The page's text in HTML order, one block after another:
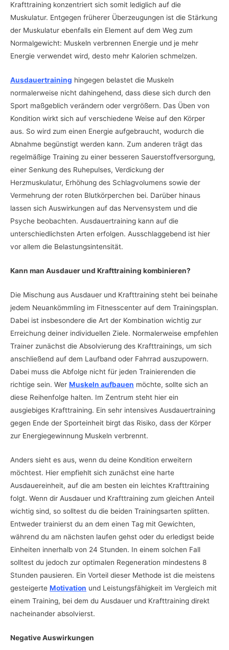
Krafttraining konzentriert sich somit lediglich auf die
Muskulatur. Entgegen früherer Überzeugungen ist die Stärkung
der Muskulatur ebenfalls ein Element auf dem Weg zum
Normalgewicht: Muskeln verbrennen Energie und je mehr
Energie verwendet wird, desto mehr Kalorien schmelzen.
Ausdauertraining hingegen belastet die Muskeln
normalerweise nicht dahingehend, dass diese sich durch den
Sport maßgeblich verändern oder vergrößern. Das Üben von
Kondition wirkt sich auf verschiedene Weise auf den Körper
aus. So wird zum einen Energie aufgebraucht, wodurch die
Abnahme begünstigt werden kann. Zum anderen trägt das
regelmäßige Training zu einer besseren Sauerstoffversorgung,
einer Senkung des Ruhepulses, Verdickung der
Herzmuskulatur, Erhöhung des Schlagvolumens sowie der
Vermehrung der roten Blutkörperchen bei. Darüber hinaus
lassen sich Auswirkungen auf das Nervensystem und die
Psyche beobachten. Ausdauertraining kann auf die
unterschiedlichsten Arten erfolgen. Ausschlaggebend ist hier
vor allem die Belastungsintensität.
Kann man Ausdauer und Krafttraining kombinieren?
Die Mischung aus Ausdauer und Krafttraining steht bei beinahe
jedem Neuankömmling im Fitnesscenter auf dem Trainingsplan.
Dabei ist insbesondere die Art der Kombination wichtig zur
Erreichung deiner individuellen Ziele. Normalerweise empfehlen
Trainer zunächst die Absolvierung des Krafttrainings, um sich
anschließend auf dem Laufband oder Fahrrad auszupowern.
Dabei muss die Abfolge nicht für jeden Trainierenden die
richtige sein. Wer Muskeln aufbauen möchte, sollte sich an
diese Reihenfolge halten. Im Zentrum steht hier ein
ausgiebiges Krafttraining. Ein sehr intensives Ausdauertraining
gegen Ende der Sporteinheit birgt das Risiko, dass der Körper
zur Energiegewinnung Muskeln verbrennt.
Anders sieht es aus, wenn du deine Kondition erweitern
möchtest. Hier empfiehlt sich zunächst eine harte
Ausdauereinheit, auf die am besten ein leichtes Krafttraining
folgt. Wenn dir Ausdauer und Krafttraining zum gleichen Anteil
wichtig sind, so solltest du die beiden Trainingsarten splitten.
Entweder trainierst du an dem einen Tag mit Gewichten,
während du am nächsten laufen gehst oder du erledigst beide
Einheiten innerhalb von 24 Stunden. In einem solchen Fall
solltest du jedoch zur optimalen Regeneration mindestens 8
Stunden pausieren. Ein Vorteil dieser Methode ist die meistens
gesteigerte Motivation und Leistungsfähigkeit im Vergleich mit
einem Training, bei dem du Ausdauer und Krafttraining direkt
nacheinander absolvierst.
Negative Auswirkungen